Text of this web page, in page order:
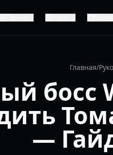
Главная/
босс
—